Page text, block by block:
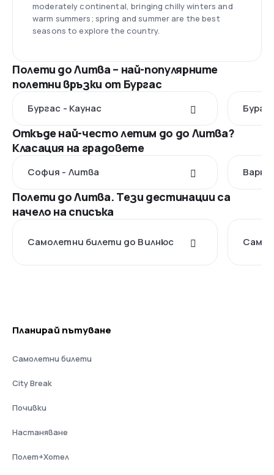
moderately continental, bringing chilly winters and
warm summers; spring and summer are the best
seasons to explore the country.
Полети до Литва – най-популярните
полетни връзки от Бургас
Бургас - Каунас
Откъде най-често летим до до Литва?
Класация на градовете
София - Литва
Полети до Литва. Тези дестинации са
начело на списъка
Самолетни билети до Вилнюс
Планирай пътуване
Самолетни билети
City Break
Почивки
Настаняване
Полет+Хотел